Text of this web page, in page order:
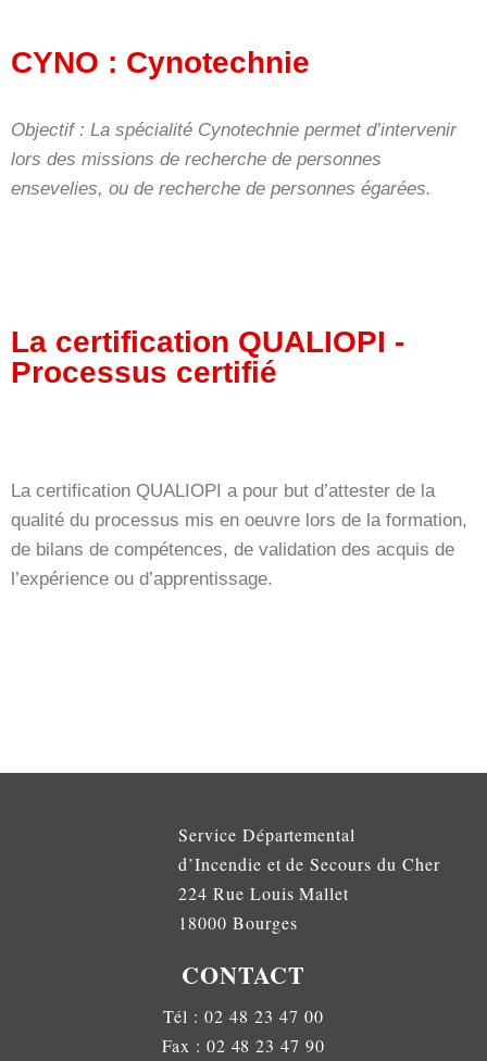
CYNO : Cynotechnie
Objectif : La spécialité Cynotechnie permet d’intervenir
lors des missions de recherche de personnes
ensevelies, ou de recherche de personnes égarées.
La certification QUALIOPI -
Processus certifié
La certification QUALIOPI a pour but d’attester de la
qualité du processus mis en oeuvre lors de la formation,
de bilans de compétences, de validation des acquis de
l’expérience ou d’apprentissage.
Service Départemental
d’Incendie et de Secours du Cher
224 Rue Louis Mallet
18000 Bourges
CONTACT
Tél : 02 48 23 47 00
Fax : 02 48 23 47 90